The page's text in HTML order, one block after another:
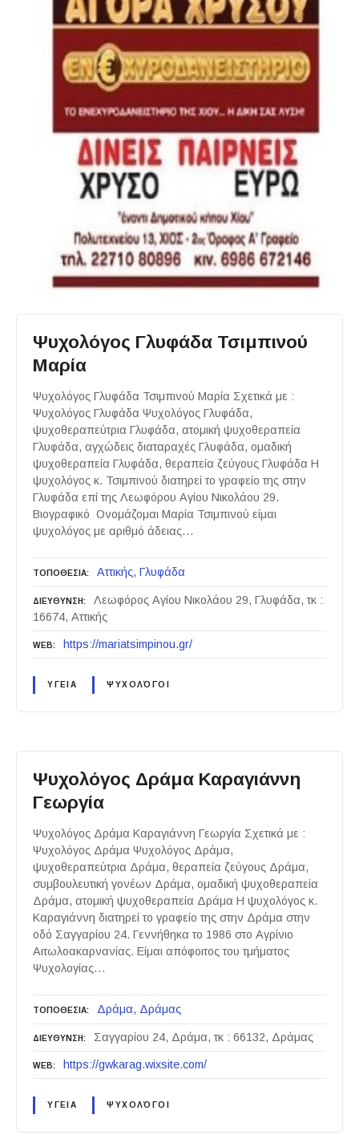
Ψυχολόγος Γλυφάδα Τσιμπινού
Μαρία
Ψυχολόγος Γλυφάδα Τσιμπινού Μαρία Σχετικά με :
Ψυχολόγος Γλυφάδα Ψυχολόγος Γλυφάδα,
ψυχοθεραπεύτρια Γλυφάδα, ατομική ψυχοθεραπεία
Γλυφάδα, αγχώδεις διαταραχές Γλυφάδα, ομαδική
ψυχοθεραπεία Γλυφάδα, θεραπεία ζεύγους Γλυφάδα Η
ψυχολόγος κ. Τσιμπινού διατηρεί το γραφείο της στην
Γλυφάδα επί της Λεωφόρου Αγίου Νικολάου 29.
Βιογραφικό Ονομάζομαι Μαρία Τσιμπινού είμαι
ψυχολόγος με αριθμό άδειας…
ΤΟΠΟΘΕΣΙΑ Αττικής Γλυφάδα
ΔΙΕΥΘΥΝΣΗ
Λεωφόρος Αγίου Νικολάου 29, Γλυφάδα, τκ :
16674, Αττικής
WEB https://mariatsimpinou.gr/
ΥΓΕΙΑ ΨΥΧΟΛΌΓΟΙ
Ψυχολόγος Δράμα Καραγιάννη
Γεωργία
Ψυχολόγος Δράμα Καραγιάννη Γεωργία Σχετικά με :
Ψυχολόγος Δράμα Ψυχολόγος Δράμα,
ψυχοθεραπεύτρια Δράμα, θεραπεία ζεύγους Δράμα,
συμβουλευτική γονέων Δράμα, ομαδική ψυχοθεραπεία
Δράμα, ατομική ψυχοθεραπεία Δράμα Η ψυχολόγος κ.
Καραγιάννη διατηρεί το γραφείο της στην Δράμα στην
οδό Σαγγαρίου 24. Γεννήθηκα το 1986 στο Αγρίνιο
Αιτωλοακαρνανίας. Είμαι απόφοιτος του τμήματος
Ψυχολογίας…
ΤΟΠΟΘΕΣΙΑ Δράμα Δράμας
ΔΙΕΥΘΥΝΣΗ Σαγγαρίου 24, Δράμα, τκ : 66132, Δράμας
WEB https://gwkarag.wixsite.com/
ΥΓΕΙΑ ΨΥΧΟΛΌΓΟΙ